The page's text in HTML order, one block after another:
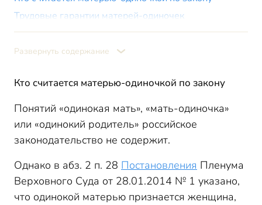
Трудовые гарантии матерей-одиночек
Дополнительный отпуск
Дополнительные выходные
Невозможность увольнения
Развернуть содержание
Кто считается матерью-одиночкой по закону
Понятий «одинокая мать», «мать-одиночка»
или «одинокий родитель» российское
законодательство не содержит.
Однако в абз. 2 п. 28 Постановления Пленума
Верховного Суда от 28.01.2014 № 1 указано,
что одинокой матерью признается женщина,